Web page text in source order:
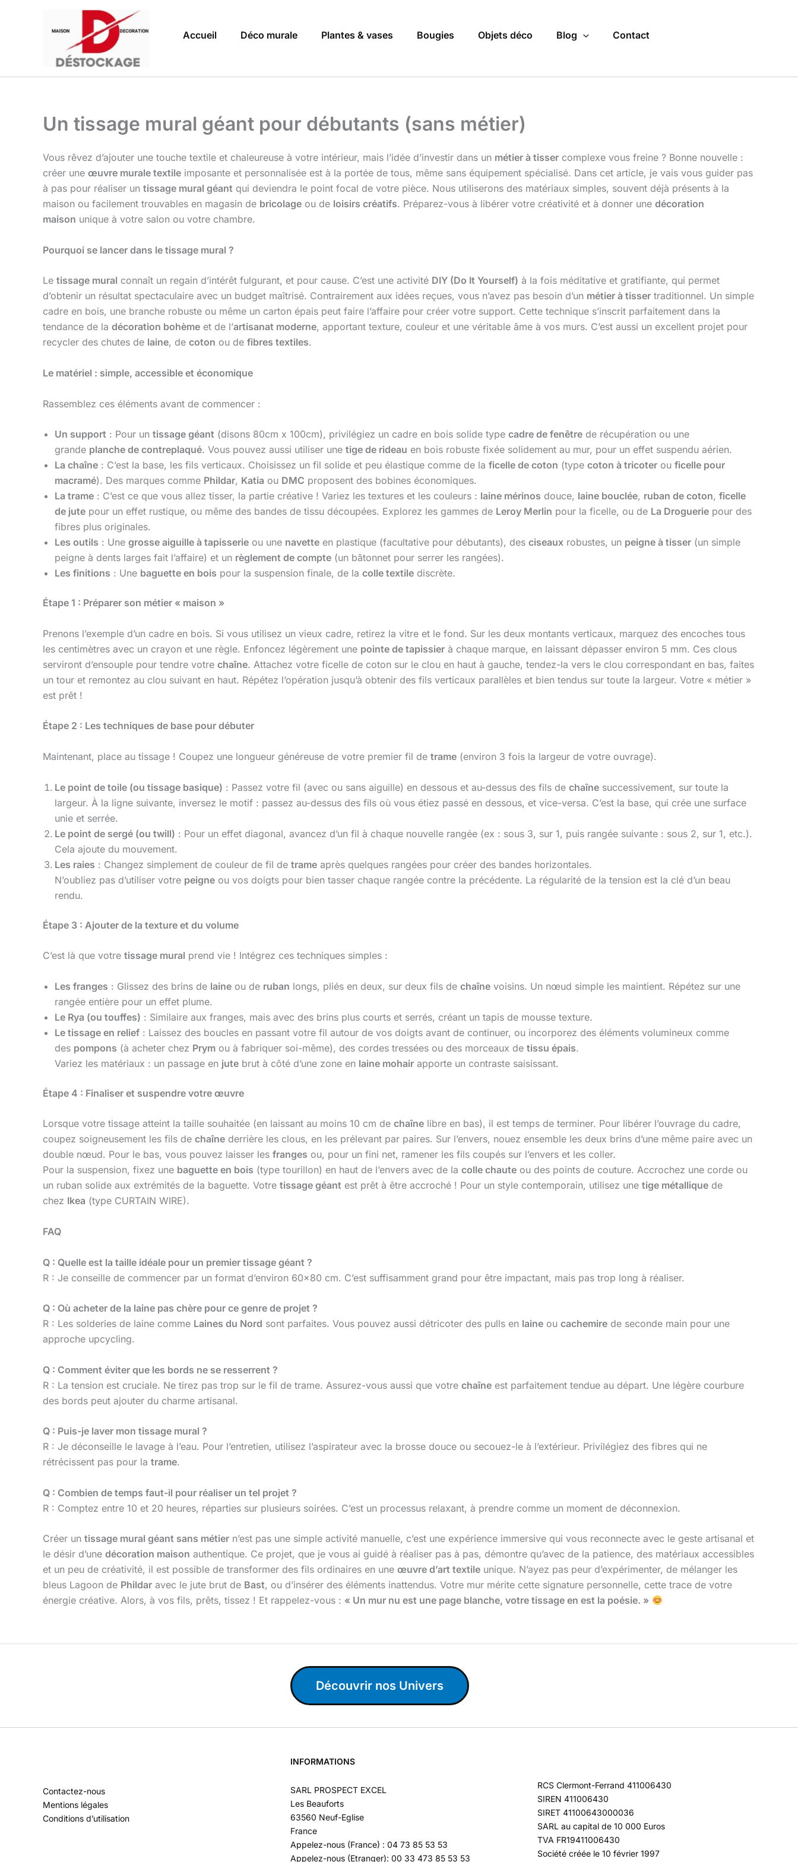
Accueil Déco murale Plantes & vases Bougies Objets déco Blog Contact
Un tissage mural géant pour débutants (sans métier)
Vous rêvez d’ajouter une touche textile et chaleureuse à votre intérieur, mais l’idée d’investir dans un métier à tisser complexe vous freine ? Bonne nouvelle :
créer une œuvre murale textile imposante et personnalisée est à la portée de tous, même sans équipement spécialisé. Dans cet article, je vais vous guider pas
à pas pour réaliser un tissage mural géant qui deviendra le point focal de votre pièce. Nous utiliserons des matériaux simples, souvent déjà présents à la
maison ou facilement trouvables en magasin de bricolage ou de loisirs créatifs. Préparez-vous à libérer votre créativité et à donner une décoration
maison unique à votre salon ou votre chambre.
Pourquoi se lancer dans le tissage mural ?
Le tissage mural connaît un regain d’intérêt fulgurant, et pour cause. C’est une activité DIY (Do It Yourself) à la fois méditative et gratifiante, qui permet
d’obtenir un résultat spectaculaire avec un budget maîtrisé. Contrairement aux idées reçues, vous n’avez pas besoin d’un métier à tisser traditionnel. Un simple
cadre en bois, une branche robuste ou même un carton épais peut faire l’affaire pour créer votre support. Cette technique s’inscrit parfaitement dans la
tendance de la décoration bohème et de l’artisanat moderne, apportant texture, couleur et une véritable âme à vos murs. C’est aussi un excellent projet pour
recycler des chutes de laine, de coton ou de fibres textiles.
Le matériel : simple, accessible et économique
Rassemblez ces éléments avant de commencer :
Un support : Pour un tissage géant (disons 80cm x 100cm), privilégiez un cadre en bois solide type cadre de fenêtre de récupération ou une
grande planche de contreplaqué. Vous pouvez aussi utiliser une tige de rideau en bois robuste fixée solidement au mur, pour un effet suspendu aérien.
La chaîne : C’est la base, les fils verticaux. Choisissez un fil solide et peu élastique comme de la ficelle de coton (type coton à tricoter ou ficelle pour
macramé). Des marques comme Phildar, Katia ou DMC proposent des bobines économiques.
La trame : C’est ce que vous allez tisser, la partie créative ! Variez les textures et les couleurs : laine mérinos douce, laine bouclée, ruban de coton, ficelle
de jute pour un effet rustique, ou même des bandes de tissu découpées. Explorez les gammes de Leroy Merlin pour la ficelle, ou de La Droguerie pour des
fibres plus originales.
Les outils : Une grosse aiguille à tapisserie ou une navette en plastique (facultative pour débutants), des ciseaux robustes, un peigne à tisser (un simple
peigne à dents larges fait l’affaire) et un règlement de compte (un bâtonnet pour serrer les rangées).
Les finitions : Une baguette en bois pour la suspension finale, de la colle textile discrète.
Étape 1 : Préparer son métier « maison »
Prenons l’exemple d’un cadre en bois. Si vous utilisez un vieux cadre, retirez la vitre et le fond. Sur les deux montants verticaux, marquez des encoches tous
les centimètres avec un crayon et une règle. Enfoncez légèrement une pointe de tapissier à chaque marque, en laissant dépasser environ 5 mm. Ces clous
serviront d’ensouple pour tendre votre chaîne. Attachez votre ficelle de coton sur le clou en haut à gauche, tendez-la vers le clou correspondant en bas, faites
un tour et remontez au clou suivant en haut. Répétez l’opération jusqu’à obtenir des fils verticaux parallèles et bien tendus sur toute la largeur. Votre « métier »
est prêt !
Étape 2 : Les techniques de base pour débuter
Maintenant, place au tissage ! Coupez une longueur généreuse de votre premier fil de trame (environ 3 fois la largeur de votre ouvrage).
Le point de toile (ou tissage basique) : Passez votre fil (avec ou sans aiguille) en dessous et au-dessus des fils de chaîne successivement, sur toute la
largeur. À la ligne suivante, inversez le motif : passez au-dessus des fils où vous étiez passé en dessous, et vice-versa. C’est la base, qui crée une surface
unie et serrée.
Le point de sergé (ou twill) : Pour un effet diagonal, avancez d’un fil à chaque nouvelle rangée (ex : sous 3, sur 1, puis rangée suivante : sous 2, sur 1, etc.).
Cela ajoute du mouvement.
Les raies : Changez simplement de couleur de fil de trame après quelques rangées pour créer des bandes horizontales.
N’oubliez pas d’utiliser votre peigne ou vos doigts pour bien tasser chaque rangée contre la précédente. La régularité de la tension est la clé d’un beau
rendu.
Étape 3 : Ajouter de la texture et du volume
C’est là que votre tissage mural prend vie ! Intégrez ces techniques simples :
Les franges : Glissez des brins de laine ou de ruban longs, pliés en deux, sur deux fils de chaîne voisins. Un nœud simple les maintient. Répétez sur une
rangée entière pour un effet plume.
Le Rya (ou touffes) : Similaire aux franges, mais avec des brins plus courts et serrés, créant un tapis de mousse texture.
Le tissage en relief : Laissez des boucles en passant votre fil autour de vos doigts avant de continuer, ou incorporez des éléments volumineux comme
des pompons (à acheter chez Prym ou à fabriquer soi-même), des cordes tressées ou des morceaux de tissu épais.
Variez les matériaux : un passage en jute brut à côté d’une zone en laine mohair apporte un contraste saisissant.
Étape 4 : Finaliser et suspendre votre œuvre
Lorsque votre tissage atteint la taille souhaitée (en laissant au moins 10 cm de chaîne libre en bas), il est temps de terminer. Pour libérer l’ouvrage du cadre,
coupez soigneusement les fils de chaîne derrière les clous, en les prélevant par paires. Sur l’envers, nouez ensemble les deux brins d’une même paire avec un
double nœud. Pour le bas, vous pouvez laisser les franges ou, pour un fini net, ramener les fils coupés sur l’envers et les coller.
Pour la suspension, fixez une baguette en bois (type tourillon) en haut de l’envers avec de la colle chaute ou des points de couture. Accrochez une corde ou
un ruban solide aux extrémités de la baguette. Votre tissage géant est prêt à être accroché ! Pour un style contemporain, utilisez une tige métallique de
chez Ikea (type CURTAIN WIRE).
FAQ
Q : Quelle est la taille idéale pour un premier tissage géant ?
R : Je conseille de commencer par un format d’environ 60×80 cm. C’est suffisamment grand pour être impactant, mais pas trop long à réaliser.
Q : Où acheter de la laine pas chère pour ce genre de projet ?
R : Les solderies de laine comme Laines du Nord sont parfaites. Vous pouvez aussi détricoter des pulls en laine ou cachemire de seconde main pour une
approche upcycling.
Q : Comment éviter que les bords ne se resserrent ?
R : La tension est cruciale. Ne tirez pas trop sur le fil de trame. Assurez-vous aussi que votre chaîne est parfaitement tendue au départ. Une légère courbure
des bords peut ajouter du charme artisanal.
Q : Puis-je laver mon tissage mural ?
R : Je déconseille le lavage à l’eau. Pour l’entretien, utilisez l’aspirateur avec la brosse douce ou secouez-le à l’extérieur. Privilégiez des fibres qui ne
rétrécissent pas pour la trame.
Q : Combien de temps faut-il pour réaliser un tel projet ?
R : Comptez entre 10 et 20 heures, réparties sur plusieurs soirées. C’est un processus relaxant, à prendre comme un moment de déconnexion.
Créer un tissage mural géant sans métier n’est pas une simple activité manuelle, c’est une expérience immersive qui vous reconnecte avec le geste artisanal et
le désir d’une décoration maison authentique. Ce projet, que je vous ai guidé à réaliser pas à pas, démontre qu’avec de la patience, des matériaux accessibles
et un peu de créativité, il est possible de transformer des fils ordinaires en une œuvre d’art textile unique. N’ayez pas peur d’expérimenter, de mélanger les
bleus Lagoon de Phildar avec le jute brut de Bast, ou d’insérer des éléments inattendus. Votre mur mérite cette signature personnelle, cette trace de votre
énergie créative. Alors, à vos fils, prêts, tissez ! Et rappelez-vous : « Un mur nu est une page blanche, votre tissage en est la poésie. »
Découvrir nos Univers
Contactez-nous
Mentions légales
Conditions d’utilisation
INFORMATIONS
SARL PROSPECT EXCEL
Les Beauforts
63560 Neuf-Eglise
France
Appelez-nous (France) : 04 73 85 53 53
Appelez-nous (Etranger): 00 33 473 85 53 53
RCS Clermont-Ferrand 411006430
SIREN 411006430
SIRET 41100643000036
SARL au capital de 10 000 Euros
TVA FR19411006430
Société créée le 10 février 1997